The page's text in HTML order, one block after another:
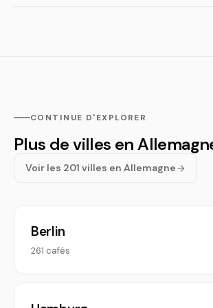
CONTINUE D'EXPLORER
Plus de villes en
Voir les 201 villes en Allemagne
Berlin
261 cafés